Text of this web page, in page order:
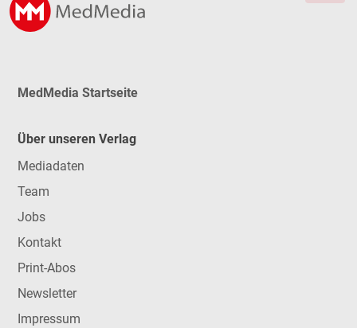
MedMedia Startseite
Über unseren Verlag
Mediadaten
Team
Jobs
Kontakt
Print-Abos
Newsletter
Impressum